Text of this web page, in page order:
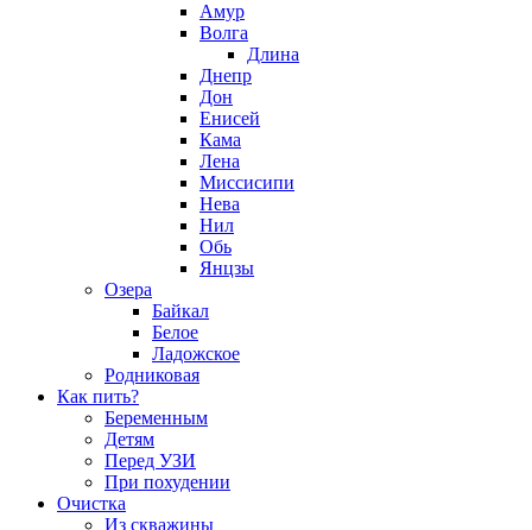
Амур
Волга
Длина
Днепр
Дон
Енисей
Кама
Лена
Миссисипи
Нева
Нил
Обь
Янцзы
Озера
Байкал
Белое
Ладожское
Родниковая
Как пить?
Беременным
Детям
Перед УЗИ
При похудении
Очистка
Из скважины